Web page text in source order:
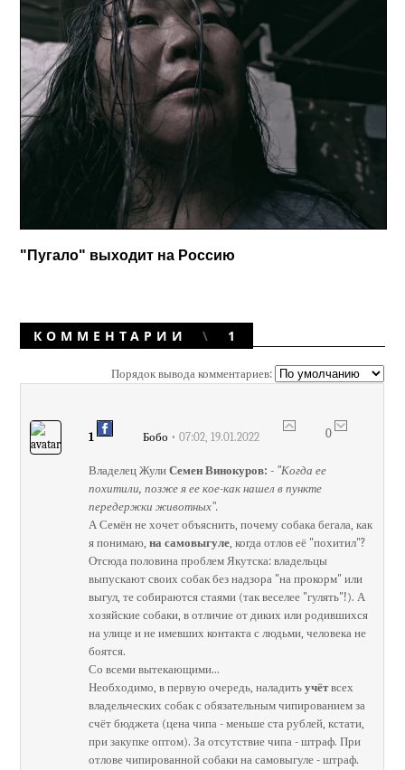
"Пугало" выходит на Россию
КОММЕНТАРИИ 1
Порядок вывода комментариев:
0
1 Бобо • 07:02, 19.01.2022
Владелец ЖулиСемен Винокуров: - "Когда ее
похитили, позже я ее кое-как нашел в пункте
передержки животных".
А Семён не хочет объяснить, почему собака бегала, как
я понимаю,на самовыгуле, когда отлов её "похитил"?
Отсюда половина проблем Якутска: владельцы
выпускают своих собак без надзора "на прокорм" или
выгул, те собираются стаями (так веселее "гулять"!). А
хозяйские собаки, в отличие от диких или родившихся
на улице и не имевших контакта с людьми, человека не
боятся.
Со всеми вытекающими...
Необходимо, в первую очередь, наладитьучётвсех
владельческих собак с обязательным чипированием за
счёт бюджета (цена чипа - меньше ста рублей, кстати,
при закупке оптом). За отсутствие чипа - штраф. При
отлове чипированной собаки на самовыгуле - штраф.